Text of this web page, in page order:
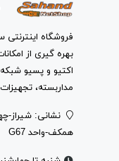
بهره گیری از
اکتیو و پسیو
مداربسته،
همکف-واحد G67